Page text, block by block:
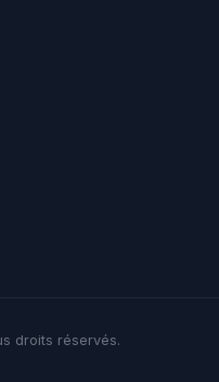
droits réservés.